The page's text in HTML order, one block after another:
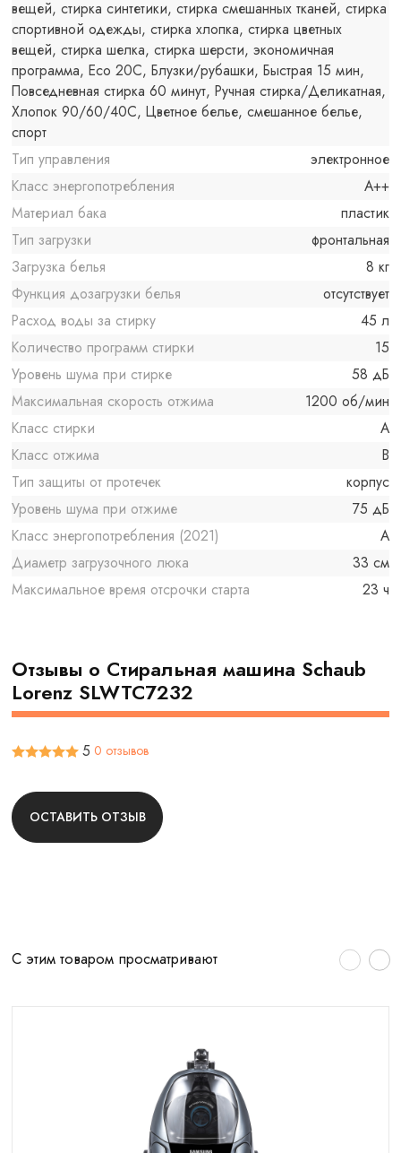
вещей, стирка синтетики, стирка смешанных тканей, стирка
спортивной одежды, стирка хлопка, стирка цветных
вещей, стирка шелка, стирка шерсти, экономичная
программа, Eco 20С, Блузки/рубашки, Быстрая 15 мин,
Повседневная стирка 60 минут, Ручная стирка/Деликатная,
Хлопок 90/60/40C, Цветное белье, смешанное белье,
спорт
Тип управления
электронное
Класс энергопотребления
A++
Материал бака
пластик
Тип загрузки
фронтальная
Загрузка белья
8 кг
Функция дозагрузки белья
отсутствует
Расход воды за стирку
45 л
Количество программ стирки
15
Уровень шума при стирке
58 дБ
Максимальная скорость отжима
1200 об/мин
Класс стирки
A
Класс отжима
B
Тип защиты от протечек
корпус
Уровень шума при отжиме
75 дБ
Класс энергопотребления (2021)
A
Диаметр загрузочного люка
33 см
Максимальное время отсрочки старта
23 ч
Отзывы о Cтиральная машина Schaub
Lorenz SLWTC7232
5 0 отзывов
ОСТАВИТЬ ОТЗЫВ
С этим товаром просматривают